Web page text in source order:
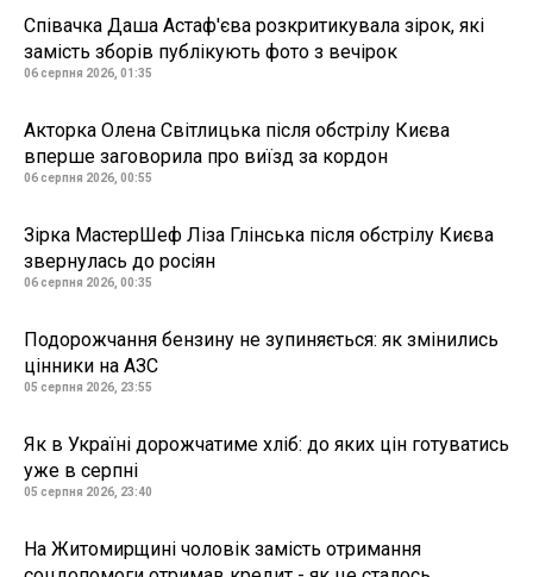
Співачка Даша Астаф'єва розкритикувала зірок, які
замість зборів публікують фото з вечірок
06 серпня 2026, 01:35
Акторка Олена Світлицька після обстрілу Києва
вперше заговорила про виїзд за кордон
06 серпня 2026, 00:55
Зірка МастерШеф Ліза Глінська після обстрілу Києва
звернулась до росіян
06 серпня 2026, 00:35
Подорожчання бензину не зупиняється: як змінились
цінники на АЗС
05 серпня 2026, 23:55
Як в Україні дорожчатиме хліб: до яких цін готуватись
уже в серпні
05 серпня 2026, 23:40
На Житомирщині чоловік замість отримання